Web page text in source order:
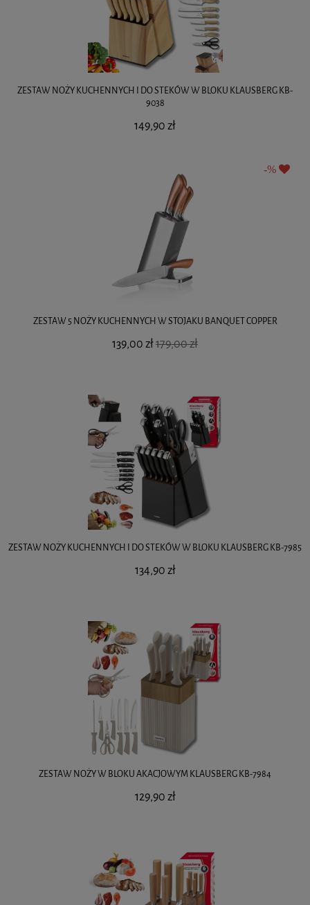
ZESTAW NOŻY KUCHENNYCH I DO STEKÓW W BLOKU KLAUSBERG KB-
9038
149,90 zł
ZESTAW 5 NOŻY KUCHENNYCH W STOJAKU BANQUET COPPER
139,00 zł179,00 zł
ZESTAW NOŻY KUCHENNYCH I DO STEKÓW W BLOKU KLAUSBERG KB-7985
134,90 zł
ZESTAW NOŻY W BLOKU AKACJOWYM KLAUSBERG KB-7984
129,90 zł